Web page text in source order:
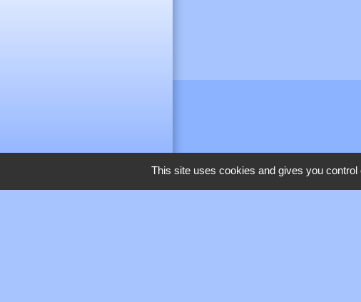
This site uses cookies and gives you